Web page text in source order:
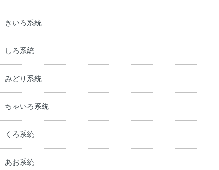
きいろ系統
しろ系統
みどり系統
ちゃいろ系統
くろ系統
あお系統